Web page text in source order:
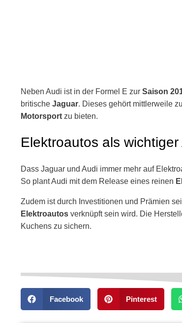
Neben Audi ist in der Formel E zur Saison
britische Jaguar. Dieses gehört mittlerweile
Motorsport zu bieten.
Elektroautos als
Dass Jaguar und Audi immer mehr auf
So plant Audi mit dem Release eines reinen
Zudem ist durch Investitionen und Prämien
Elektroautos verknüpft sein wird. Die
Kuchens zu sichern.
Facebook Pinterest